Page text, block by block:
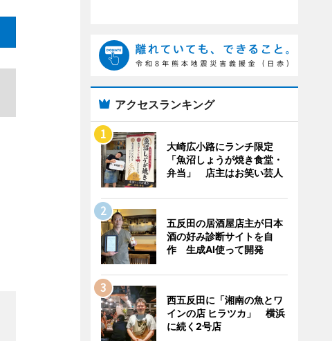
アクセスランキング
大崎広小路にランチ限定
「魚沼しょうが焼き食堂・
弁当」 店主はお笑い芸人
五反田の居酒屋店主が日本
酒の好み診断サイトを自
作 生成AI使って開発
西五反田に「湘南の魚とワ
インの店 ヒラツカ」 横浜
に続く2号店